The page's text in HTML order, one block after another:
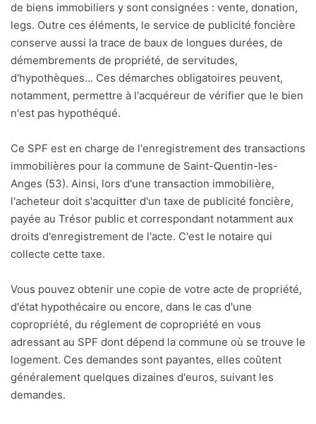
de biens immobiliers y sont consignées : vente, donation,
legs. Outre ces éléments, le service de publicité foncière
conserve aussi la trace de baux de longues durées, de
démembrements de propriété, de servitudes,
d'hypothèques... Ces démarches obligatoires peuvent,
notamment, permettre à l'acquéreur de vérifier que le bien
n'est pas hypothéqué.
Ce SPF est en charge de l'enregistrement des transactions
immobilières pour la commune de Saint-Quentin-les-
Anges (53). Ainsi, lors d'une transaction immobilière,
l'acheteur doit s'acquitter d'un taxe de publicité foncière,
payée au Trésor public et correspondant notamment aux
droits d'enregistrement de l'acte. C'est le notaire qui
collecte cette taxe.
Vous pouvez obtenir une copie de votre acte de propriété,
d'état hypothécaire ou encore, dans le cas d'une
copropriété, du réglement de copropriété en vous
adressant au SPF dont dépend la commune où se trouve le
logement. Ces demandes sont payantes, elles coûtent
généralement quelques dizaines d'euros, suivant les
demandes.